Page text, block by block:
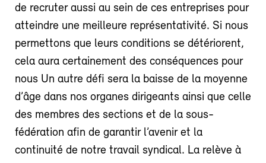
de recruter aussi au sein de ces entreprises pour
atteindre une meilleure représentativité. Si nous
permettons que leurs conditions se détériorent,
cela aura certainement des conséquences pour
nous Un autre défi sera la baisse de la moyenne
d’âge dans nos organes dirigeants ainsi que celle
des membres des sections et de la sous-
fédération afin de garantir l’avenir et la
continuité de notre travail syndical. La relève à